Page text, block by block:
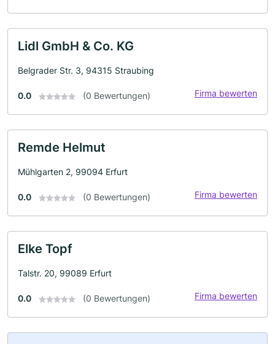
Lidl GmbH & Co. KG
Belgrader Str. 3, 94315 Straubing
0.0 (0 Bewertungen) Firma bewerten
Remde Helmut
Mühlgarten 2, 99094 Erfurt
0.0 (0 Bewertungen) Firma bewerten
Elke Topf
Talstr. 20, 99089 Erfurt
0.0 (0 Bewertungen) Firma bewerten